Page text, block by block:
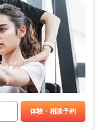
体験・相談予約